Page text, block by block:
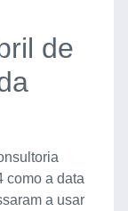
de
como a data
a usar